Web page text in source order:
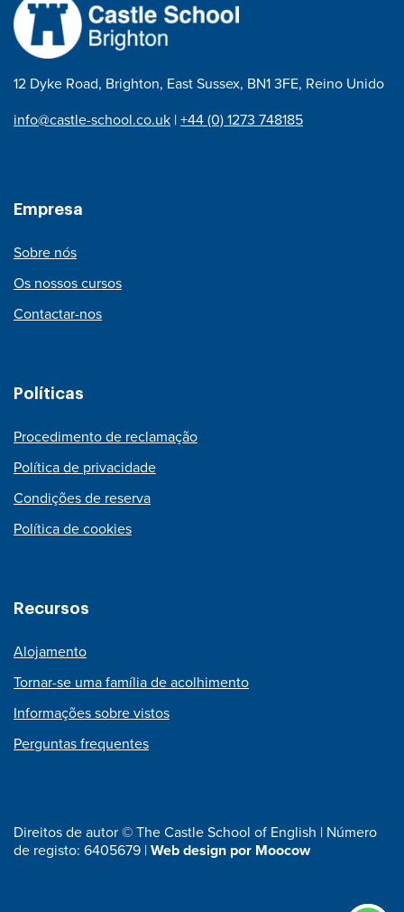
12 Dyke Road, Brighton, East Sussex, BN1 3FE, Reino Unido
info@castle-school.co.uk |+44 (0) 1273 748185
Empresa
Sobre nós
Os nossos cursos
Contactar-nos
Políticas
Procedimento de reclamação
Política de privacidade
Condições de reserva
Política de cookies
Recursos
Alojamento
Tornar-se uma família de acolhimento
Informações sobre vistos
Perguntas frequentes
Direitos de autor © The Castle School of English | Número
de registo: 6405679 |Web design por Moocow